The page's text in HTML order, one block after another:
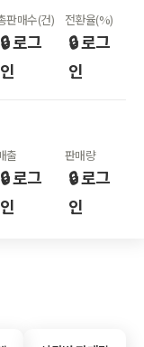
판매수(건)
🔒 로그
인
전환율(%)
🔒 로그
인
출
🔒 로그
인
판매량
🔒 로그
인